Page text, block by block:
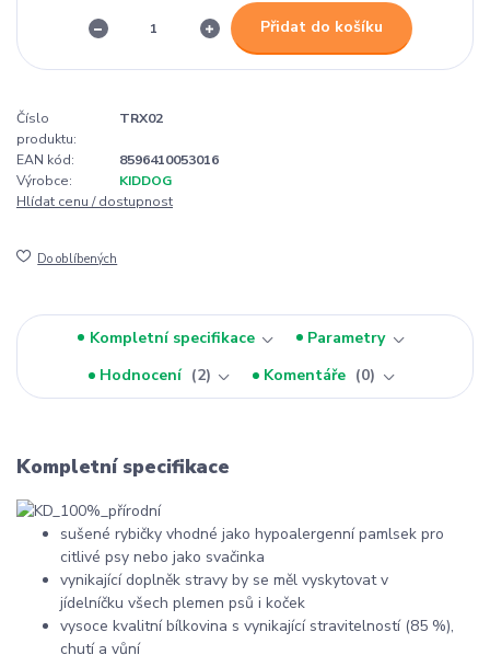
Přidat do košíku
Číslo
produktu:
TRX02
EAN kód:
8596410053016
Výrobce:
KIDDOG
Hlídat cenu / dostupnost
Do oblíbených
Kompletní specifikace
Parametry
Hodnocení
2 Komentáře 0
Kompletní specifikace
sušené rybičky vhodné jako hypoalergenní pamlsek pro
citlivé psy nebo jako svačinka
vynikající doplněk stravy by se měl vyskytovat v
jídelníčku všech plemen psů i koček
vysoce kvalitní bílkovina s vynikající stravitelností (85 %),
chutí a vůní